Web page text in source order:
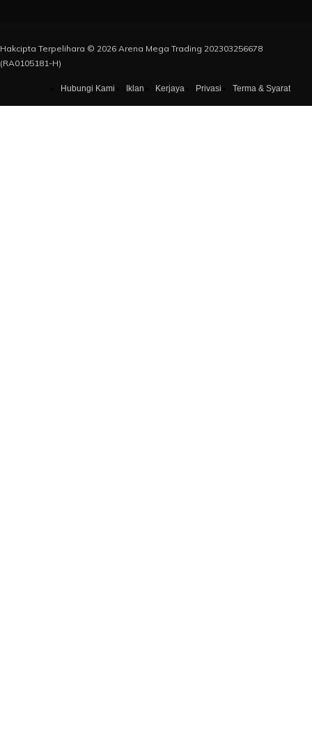
Hakcipta Terpelihara © 2026 Arena Mega Trading 202303256678
(RA0105181-H)
Hubungi Kami Iklan Kerjaya Privasi Terma & Syarat